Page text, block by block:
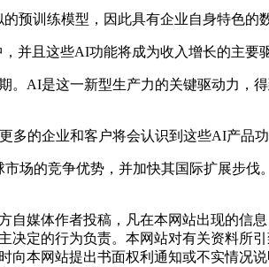
训练模型，因此具有企业自身特色的
且这些AI功能将成为收入增长的主要驱
AI是这一新型生产力的关键驱动力，
企业和客户将会认识到这些AI产品
的竞争优势，并加快其国际扩展步
媒体作者投稿，凡在本网站出现的信
定的行为负责。本网站对有关资料所
向本网站提出书面权利通知或不实情况